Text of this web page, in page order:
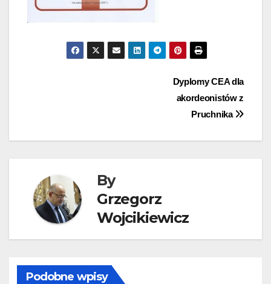
Dyplomy CEA dla
akordeonistów z
Pruchnika
By
Grzegorz
Wojcikiewicz
Podobne wpisy